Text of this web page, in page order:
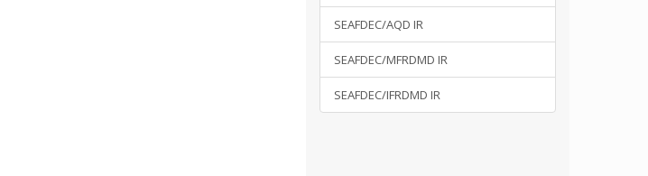
SEAFDEC/AQD IR
SEAFDEC/MFRDMD IR
SEAFDEC/IFRDMD IR